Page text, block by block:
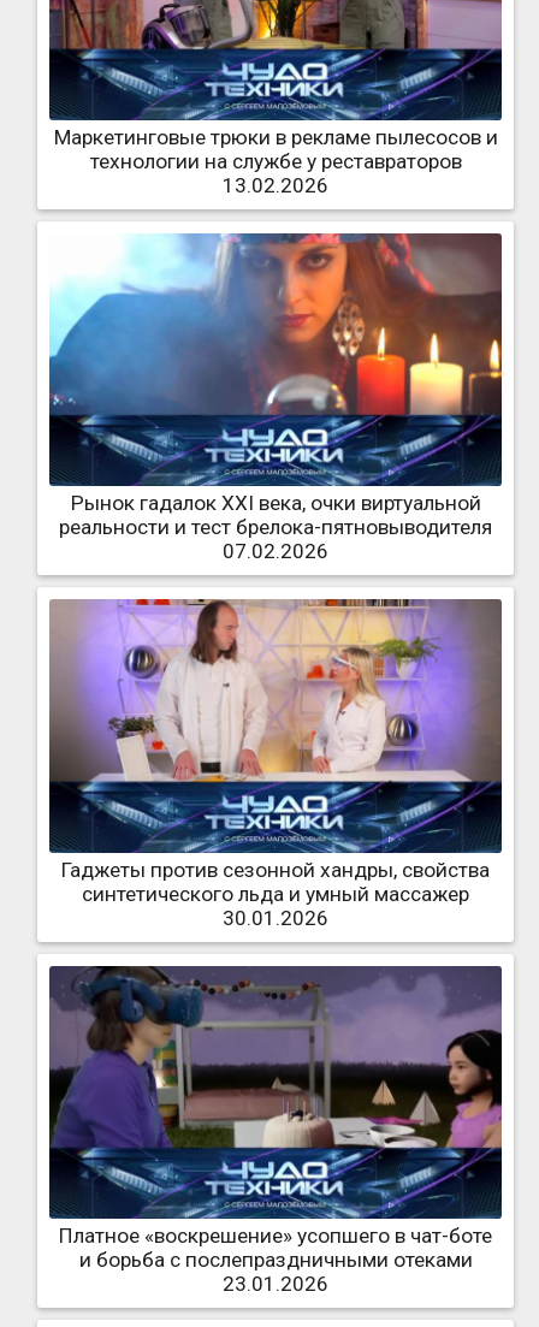
Маркетинговые трюки в рекламе пылесосов и
технологии на службе у реставраторов
13.02.2026
Рынок гадалок XXI века, очки виртуальной
реальности и тест брелока-пятновыводителя
07.02.2026
Гаджеты против сезонной хандры, свойства
синтетического льда и умный массажер
30.01.2026
Платное «воскрешение» усопшего в чат-боте
и борьба с послепраздничными отеками
23.01.2026